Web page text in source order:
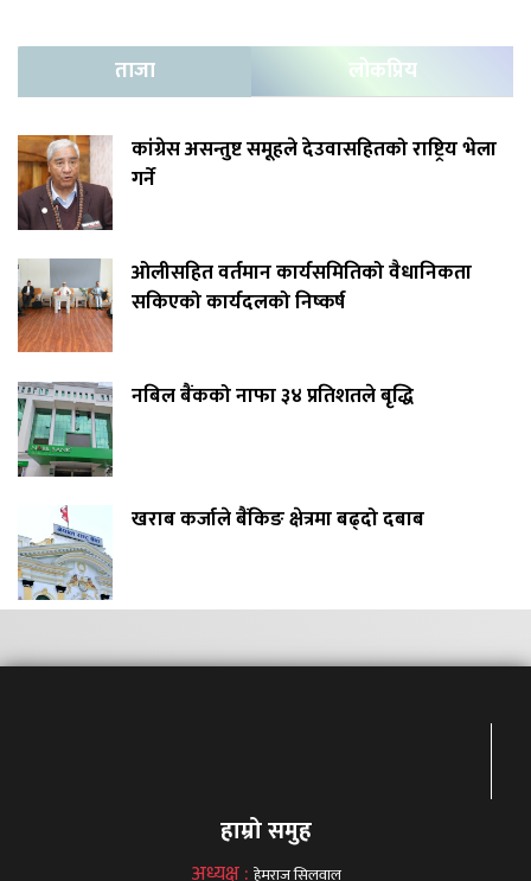
ताजा लोकप्रिय
कांग्रेस असन्तुष्ट समूहले देउवासहितको राष्ट्रिय भेला
गर्ने
ओलीसहित वर्तमान कार्यसमितिको वैधानिकता
सकिएको कार्यदलको निष्कर्ष
नबिल बैंकको नाफा ३४ प्रतिशतले बृद्धि
खराब कर्जाले बैंकिङ क्षेत्रमा बढ्दो दबाब
हाम्रो समुह
हेमराज सिलवाल